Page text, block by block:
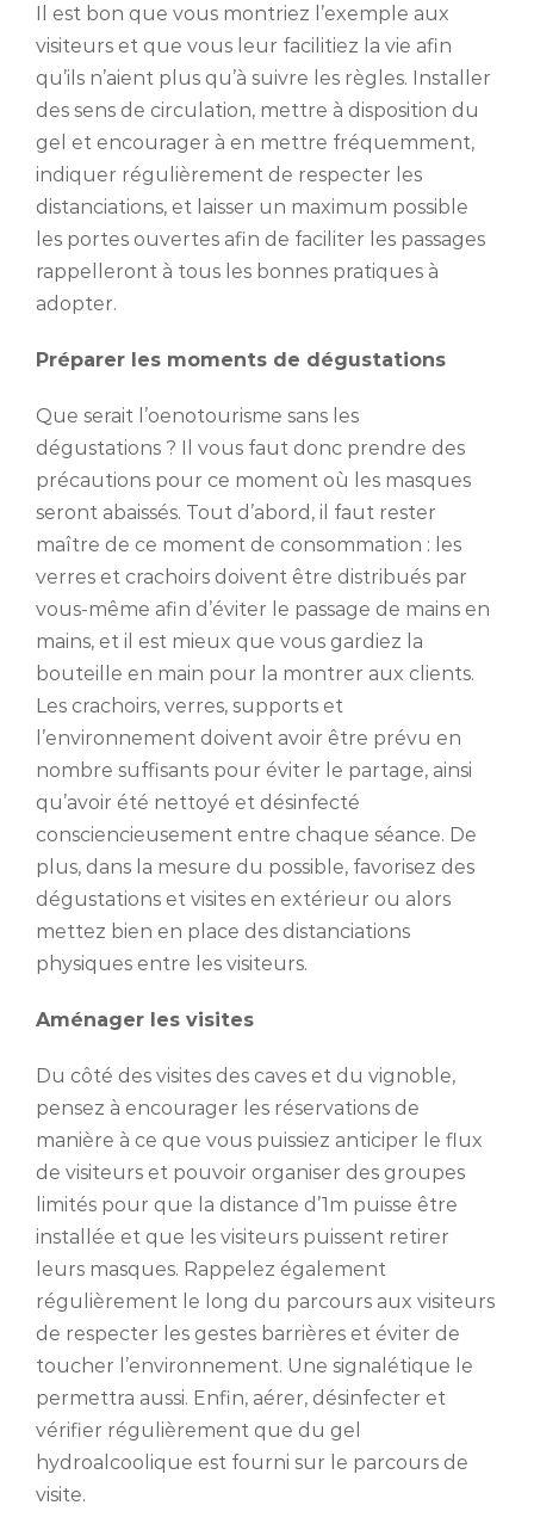
Il est bon que vous montriez l’exemple aux
visiteurs et que vous leur facilitiez la vie afin
qu’ils n’aient plus qu’à suivre les règles. Installer
des sens de circulation, mettre à disposition du
gel et encourager à en mettre fréquemment,
indiquer régulièrement de respecter les
distanciations, et laisser un maximum possible
les portes ouvertes afin de faciliter les passages
rappelleront à tous les bonnes pratiques à
adopter.
Préparer les moments de dégustations
Que serait l’oenotourisme sans les
dégustations ? Il vous faut donc prendre des
précautions pour ce moment où les masques
seront abaissés. Tout d’abord, il faut rester
maître de ce moment de consommation : les
verres et crachoirs doivent être distribués par
vous-même afin d’éviter le passage de mains en
mains, et il est mieux que vous gardiez la
bouteille en main pour la montrer aux clients.
Les crachoirs, verres, supports et
l’environnement doivent avoir être prévu en
nombre suffisants pour éviter le partage, ainsi
qu’avoir été nettoyé et désinfecté
consciencieusement entre chaque séance. De
plus, dans la mesure du possible, favorisez des
dégustations et visites en extérieur ou alors
mettez bien en place des distanciations
physiques entre les visiteurs.
Aménager les visites
Du côté des visites des caves et du vignoble,
pensez à encourager les réservations de
manière à ce que vous puissiez anticiper le flux
de visiteurs et pouvoir organiser des groupes
limités pour que la distance d’1m puisse être
installée et que les visiteurs puissent retirer
leurs masques. Rappelez également
régulièrement le long du parcours aux visiteurs
de respecter les gestes barrières et éviter de
toucher l’environnement. Une signalétique le
permettra aussi. Enfin, aérer, désinfecter et
vérifier régulièrement que du gel
hydroalcoolique est fourni sur le parcours de
visite.